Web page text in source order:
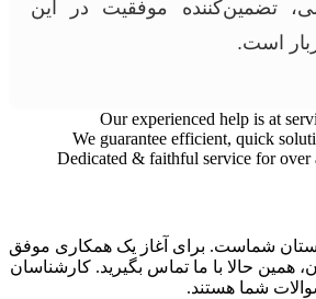
تضمین‌کننده موفقیت در این
است.
Our experienced help is at
We guarantee efficient, quick
Dedicated & faithful service for over
شماست. برای آغاز یک همکاری موفق
همین حالا با ما تماس بگیرید. کارشناسان
شما هستند.